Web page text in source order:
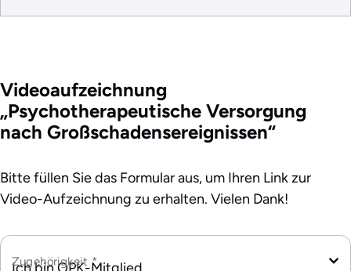
Videoaufzeichnung
„Psychotherapeutische Versorgung
nach Großschadensereignissen“
Bitte füllen Sie das Formular aus, um Ihren Link zur
Video-Aufzeichnung zu erhalten. Vielen Dank!
Zugehörigkeit *